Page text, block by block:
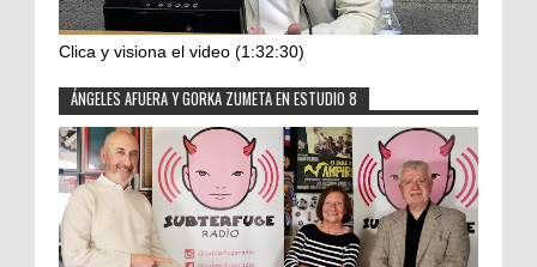
Clica y visiona el video (1:32:30)
ÁNGELES AFUERA Y GORKA ZUMETA EN ESTUDIO 8